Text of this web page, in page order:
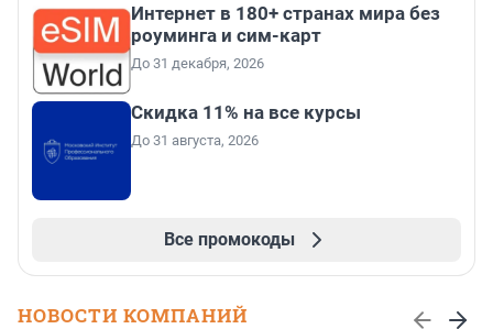
Интернет в 180+ странах мира без
роуминга и сим-карт
До 31 декабря, 2026
Скидка 11% на все курсы
До 31 августа, 2026
Все промокоды
НОВОСТИ КОМПАНИЙ